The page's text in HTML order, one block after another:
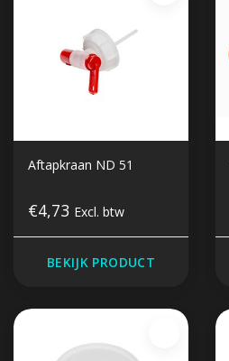
Aftapkraan ND 51
€4,73 Excl. btw
BEKIJK PRODUCT